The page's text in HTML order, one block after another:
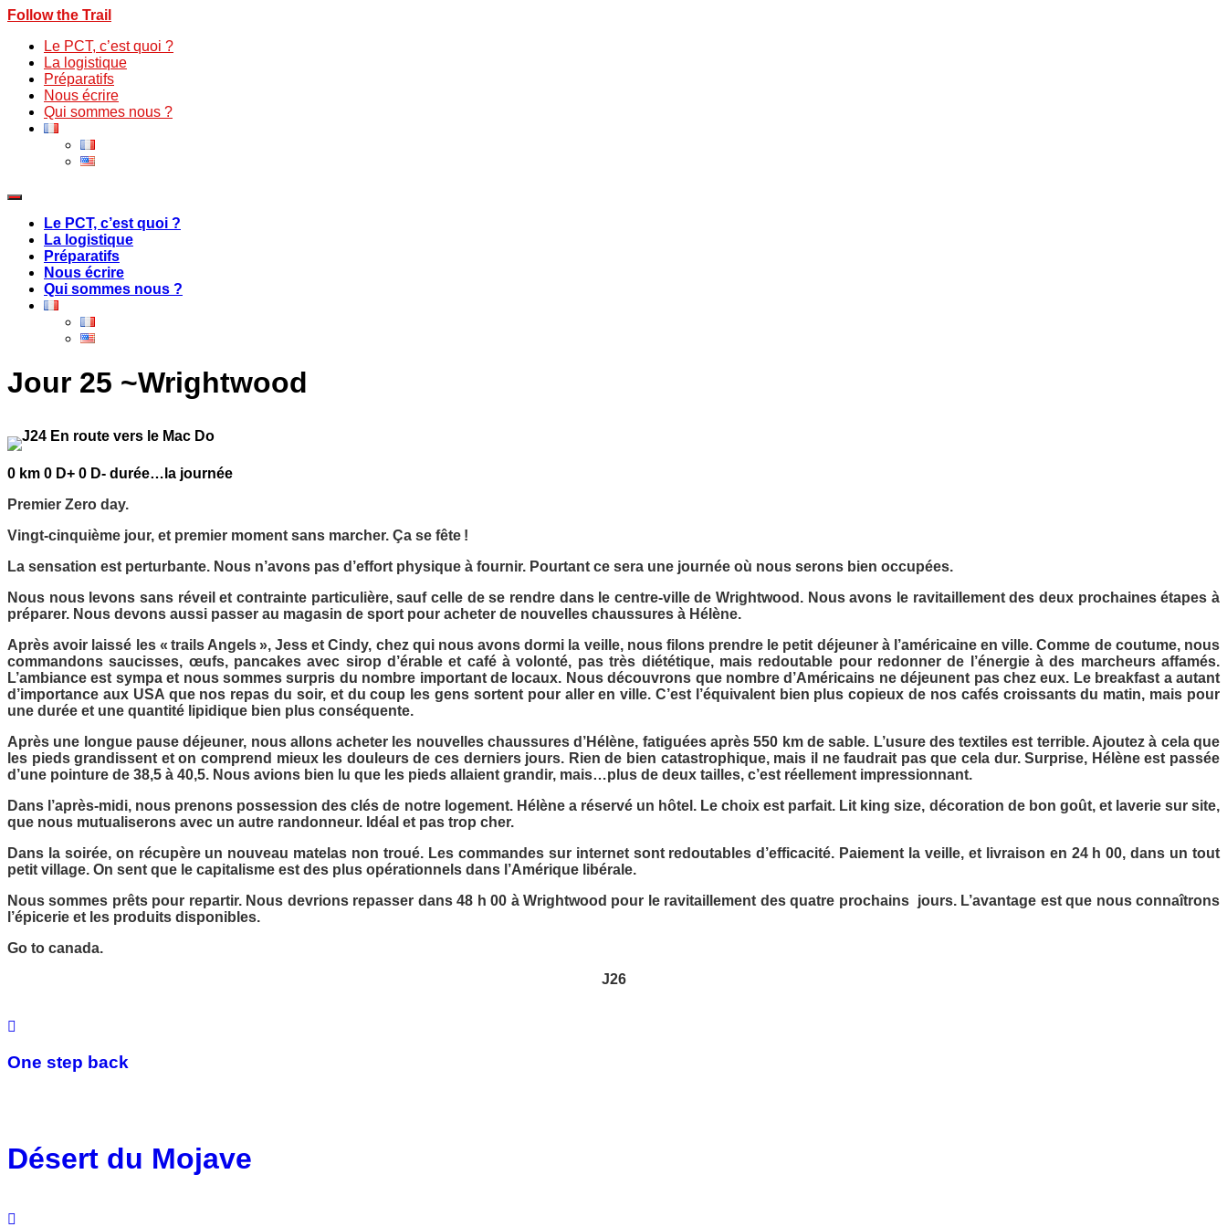
Follow the Trail
Le PCT, c’est quoi ?
La logistique
Préparatifs
Nous écrire
Qui sommes nous ?
Le PCT, c’est quoi ?
La logistique
Préparatifs
Nous écrire
Qui sommes nous ?
Jour 25 ~Wrightwood
0 km 0 D+ 0 D- durée…la journée
Premier Zero day.
Vingt-cinquième jour, et premier moment sans marcher. Ça se fête !
La sensation est perturbante. Nous n’avons pas d’effort physique à fournir. Pourtant ce sera une journée où nous serons bien occupées.
Nous nous levons sans réveil et contrainte particulière, sauf celle de se rendre dans le centre-ville de Wrightwood. Nous avons le ravitaillement des deux prochaines étapes à
préparer. Nous devons aussi passer au magasin de sport pour acheter de nouvelles chaussures à Hélène.
Après avoir laissé les « trails Angels », Jess et Cindy, chez qui nous avons dormi la veille, nous filons prendre le petit déjeuner à l’américaine en ville. Comme de coutume, nous
commandons saucisses, œufs, pancakes avec sirop d’érable et café à volonté, pas très diététique, mais redoutable pour redonner de l’énergie à des marcheurs affamés.
L’ambiance est sympa et nous sommes surpris du nombre important de locaux. Nous découvrons que nombre d’Américains ne déjeunent pas chez eux. Le breakfast a autant
d’importance aux USA que nos repas du soir, et du coup les gens sortent pour aller en ville. C’est l’équivalent bien plus copieux de nos cafés croissants du matin, mais pour
une durée et une quantité lipidique bien plus conséquente.
Après une longue pause déjeuner, nous allons acheter les nouvelles chaussures d’Hélène, fatiguées après 550 km de sable. L’usure des textiles est terrible. Ajoutez à cela que
les pieds grandissent et on comprend mieux les douleurs de ces derniers jours. Rien de bien catastrophique, mais il ne faudrait pas que cela dur. Surprise, Hélène est passée
d’une pointure de 38,5 à 40,5. Nous avions bien lu que les pieds allaient grandir, mais…plus de deux tailles, c’est réellement impressionnant.
Dans l’après-midi, nous prenons possession des clés de notre logement. Hélène a réservé un hôtel. Le choix est parfait. Lit king size, décoration de bon goût, et laverie sur site,
que nous mutualiserons avec un autre randonneur. Idéal et pas trop cher.
Dans la soirée, on récupère un nouveau matelas non troué. Les commandes sur internet sont redoutables d’efficacité. Paiement la veille, et livraison en 24 h 00, dans un tout
petit village. On sent que le capitalisme est des plus opérationnels dans l’Amérique libérale.
Nous sommes prêts pour repartir. Nous devrions repasser dans 48 h 00 à Wrightwood pour le ravitaillement des quatre prochains jours. L’avantage est que nous connaîtrons
l’épicerie et les produits disponibles.
Go to canada.
J26
One step back
Désert du Mojave